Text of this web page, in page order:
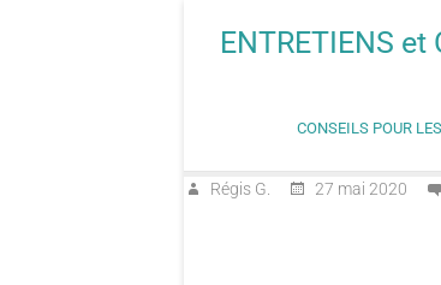
ENTRETIENS et
CONSEILS POUR
Régis G. 27 mai 2020